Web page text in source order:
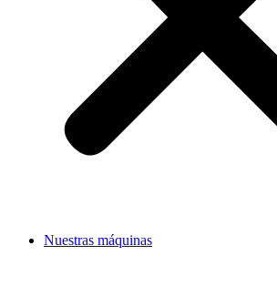
Nuestras máquinas